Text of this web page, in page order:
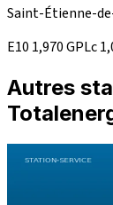
Saint-Étienne-
E10 1,970GPLc
Autres